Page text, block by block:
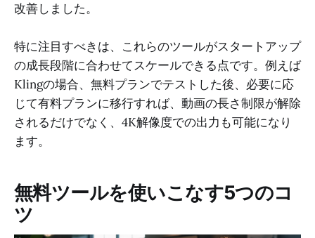
改善しました。
特に注目すべきは、これらのツールがスタートアップ
の成長段階に合わせてスケールできる点です。例えば
Klingの場合、無料プランでテストした後、必要に応
じて有料プランに移行すれば、動画の長さ制限が解除
されるだけでなく、4K解像度での出力も可能になり
ます。
無料ツールを使いこなす5つのコ
ツ